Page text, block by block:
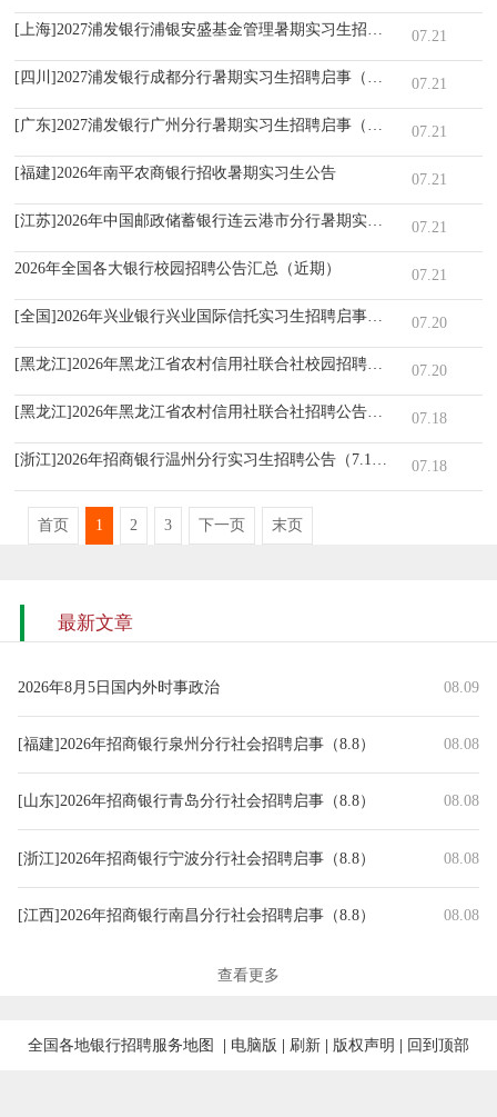
[上海]2027浦发银行浦银安盛基金管理暑期实习生招聘启事（7.21）
07.21
[四川]2027浦发银行成都分行暑期实习生招聘启事（7.21） 07.21
[广东]2027浦发银行广州分行暑期实习生招聘启事（7.21） 07.21
[福建]2026年南平农商银行招收暑期实习生公告 07.21
[江苏]2026年中国邮政储蓄银行连云港市分行暑期实习生招录公告
07.21
2026年全国各大银行校园招聘公告汇总（近期） 07.21
[全国]2026年兴业银行兴业国际信托实习生招聘启事（7.20）07.20
[黑龙江]2026年黑龙江省农村信用社联合社校园招聘公告 07.20
[黑龙江]2026年黑龙江省农村信用社联合社招聘公告（7.18）07.18
[浙江]2026年招商银行温州分行实习生招聘公告（7.18） 07.18
首页 1 2 3 下一页 末页
最新文章
2026年8月5日国内外时事政治 08.09
[福建]2026年招商银行泉州分行社会招聘启事（8.8） 08.08
[山东]2026年招商银行青岛分行社会招聘启事（8.8） 08.08
[浙江]2026年招商银行宁波分行社会招聘启事（8.8） 08.08
[江西]2026年招商银行南昌分行社会招聘启事（8.8） 08.08
[云南]2026年招商银行昆明分行社会招聘启事（8.8）
查看更多
全国各地银行招聘服务地图 电脑版 刷新 版权声明 回到顶部